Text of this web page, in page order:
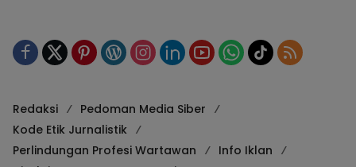
Redaksi
Pedoman Media Siber
Kode Etik Jurnalistik
Perlindungan Profesi Wartawan
Info Iklan